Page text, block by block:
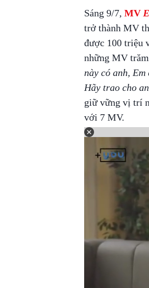
Sáng 9/7, MV
trở thành MV
được 100 triệu
những MV
này có anh,
Hãy trao cho
giữ vững vị trí
với 7 MV.